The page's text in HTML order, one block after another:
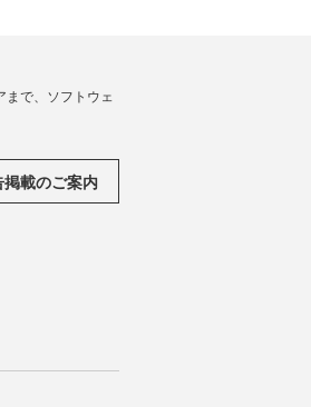
まで、ソフトウェ
掲載のご案内